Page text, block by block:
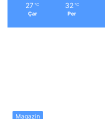
27 ℃
Çar
32 ℃
Per
Magazin